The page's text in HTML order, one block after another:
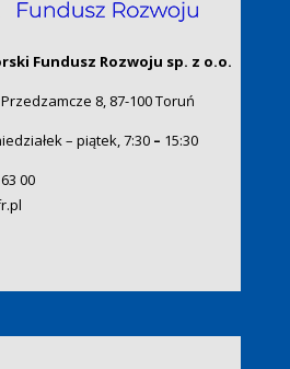
Fundusz Rozwoju sp. z o.o.
8, 87-100 Toruń
– piątek, 7:30– 15:30
00